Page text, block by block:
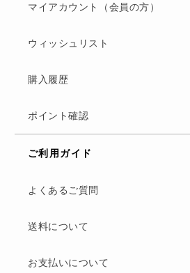
マイアカウント（会員の方）
ウィッシュリスト
購入履歴
ポイント確認
ご利用ガイド
よくあるご質問
送料について
お支払いについて